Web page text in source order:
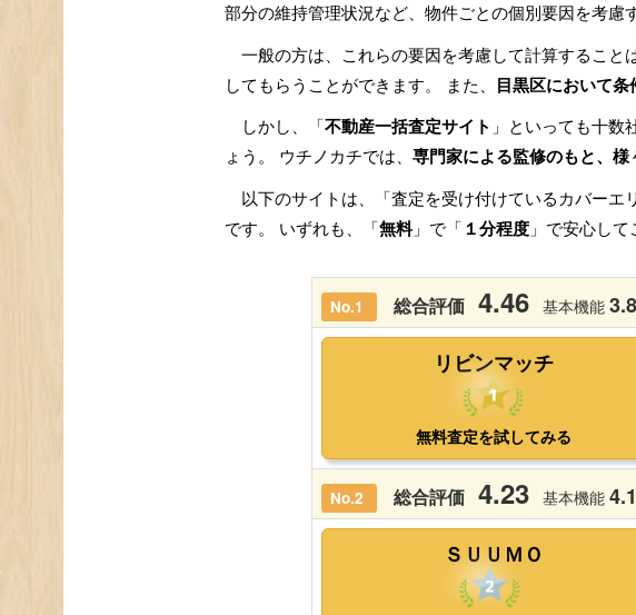
部分の維持管理状況など、物件ごとの個別要因を考慮
一般の方は、これらの要因を考慮して計算すること
してもらうことができます。 また、 目黒区において
しかし、「不動産一括査定サイト 」といっても十数
ょう。 ウチノカチでは、 専門家による監修のもと、
以下のサイトは、「査定を受け付けているカバー
です。 いずれも、「無料」で「 １分程度 」で安心して